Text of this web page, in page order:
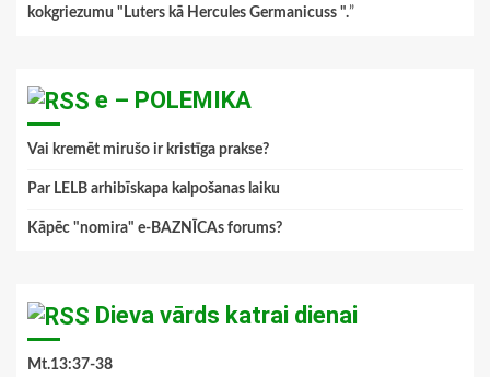
kokgriezumu "Luters kā Hercules Germanicuss ".”
e – POLEMIKA
Vai kremēt mirušo ir kristīga prakse?
Par LELB arhibīskapa kalpošanas laiku
Kāpēc "nomira" e-BAZNĪCAs forums?
Dieva vārds katrai dienai
Mt.13:37-38